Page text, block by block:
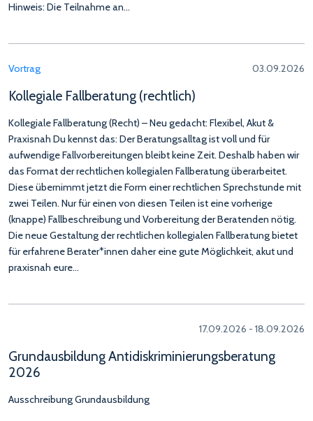
Hinweis: Die Teilnahme an…
Vortrag 03.09.2026
Kollegiale Fallberatung (rechtlich)
Kollegiale Fallberatung (Recht) – Neu gedacht: Flexibel, Akut &
Praxisnah Du kennst das: Der Beratungsalltag ist voll und für
aufwendige Fallvorbereitungen bleibt keine Zeit. Deshalb haben wir
das Format der rechtlichen kollegialen Fallberatung überarbeitet.
Diese übernimmt jetzt die Form einer rechtlichen Sprechstunde mit
zwei Teilen. Nur für einen von diesen Teilen ist eine vorherige
(knappe) Fallbeschreibung und Vorbereitung der Beratenden nötig.
Die neue Gestaltung der rechtlichen kollegialen Fallberatung bietet
für erfahrene Berater*innen daher eine gute Möglichkeit, akut und
praxisnah eure…
17.09.2026 - 18.09.2026
Grundausbildung Antidiskriminierungsberatung
2026
Ausschreibung Grundausbildung